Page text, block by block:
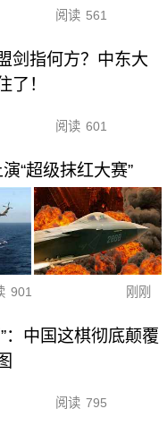
阅读 561
剑指何方？中东大
了！
阅读 601
“超级抹红大赛”
901 刚刚
：中国这棋彻底颠覆
阅读 795